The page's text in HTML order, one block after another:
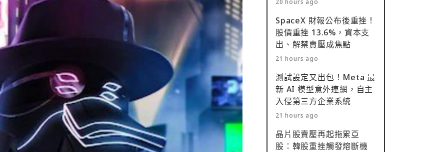
20 hours ago
SpaceX 財報公布後重挫！
股價重挫 13.6%，資本支
出、解禁賣壓成焦點
21 hours ago
測試設定又出包！Meta 最
新 AI 模型意外連網，自主
入侵第三方企業系統
21 hours ago
晶片股賣壓再起拖累亞
股：韓股重挫觸發熔斷機